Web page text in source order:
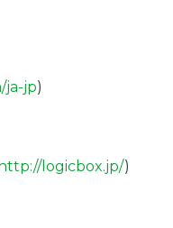
ja-jp)
http://logicbox.jp/)